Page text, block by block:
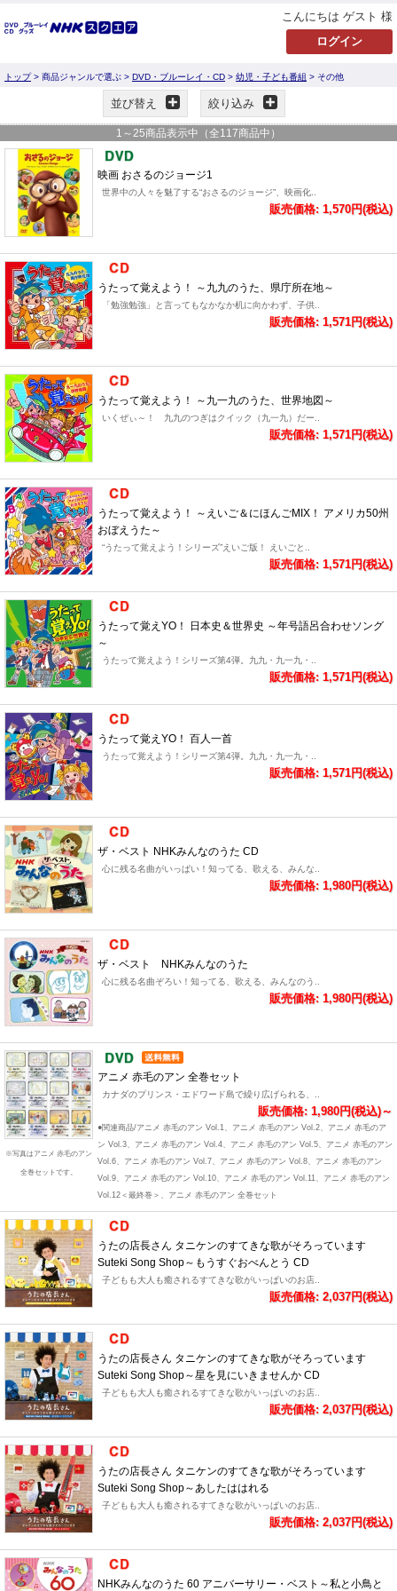
こんにちは ゲスト 様
トップ> 商品ジャンルで選ぶ > DVD・ブルーレイ・CD > 幼児・子ども番組 > その他
並び替え 絞り込み
1 ～ 25商品表示中（全117商品中）
映画 おさるのジョージ1
世界中の人々を魅了する“おさるのジョージ”、映画化..
販売価格: 1,570円(税込)
うたって覚えよう！ ～九九のうた、県庁所在地～
「勉強勉強」と言ってもなかなか机に向かわず、子供..
販売価格: 1,571円(税込)
うたって覚えよう！ ～九一九のうた、世界地図～
いくぜぃ～！ 九九のつぎはクイック（九一九）だー..
販売価格: 1,571円(税込)
うたって覚えよう！ ～えいご＆にほんごMIX！ アメリカ50州
おぼえうた～
“うたって覚えよう！シリーズ”えいご版！ えいごと..
販売価格: 1,571円(税込)
うたって覚えYO！ 日本史＆世界史 ～年号語呂合わせソング
～
うたって覚えよう！シリーズ第4弾。九九・九一九・..
販売価格: 1,571円(税込)
うたって覚えYO！ 百人一首
うたって覚えよう！シリーズ第4弾。九九・九一九・..
販売価格: 1,571円(税込)
ザ・ベスト NHKみんなのうた CD
心に残る名曲がいっぱい！知ってる、歌える、みんな..
販売価格: 1,980円(税込)
ザ・ベスト NHKみんなのうた
心に残る名曲ぞろい！知ってる、歌える、みんなのう..
販売価格: 1,980円(税込)
※写真はアニメ 赤毛のアン
全巻セットです。
アニメ 赤毛のアン 全巻セット
カナダのプリンス・エドワード島で繰り広げられる、..
販売価格: 1,980円(税込)～
●関連商品/アニメ 赤毛のアン Vol.1、アニメ 赤毛のアン Vol.2、アニメ 赤毛のア
ン Vol.3、アニメ 赤毛のアン Vol.4、アニメ 赤毛のアン Vol.5、アニメ 赤毛のアン
Vol.6、アニメ 赤毛のアン Vol.7、アニメ 赤毛のアン Vol.8、アニメ 赤毛のアン
Vol.9、アニメ 赤毛のアン Vol.10、アニメ 赤毛のアン Vol.11、アニメ 赤毛のアン
Vol.12＜最終巻＞、アニメ 赤毛のアン 全巻セット
うたの店長さん タニケンのすてきな歌がそろっています
Suteki Song Shop～もうすぐおべんとう CD
子どもも大人も癒されるすてきな歌がいっぱいのお店..
販売価格: 2,037円(税込)
うたの店長さん タニケンのすてきな歌がそろっています
Suteki Song Shop～星を見にいきませんか CD
子どもも大人も癒されるすてきな歌がいっぱいのお店..
販売価格: 2,037円(税込)
うたの店長さん タニケンのすてきな歌がそろっています
Suteki Song Shop～あしたははれる
子どもも大人も癒されるすてきな歌がいっぱいのお店..
販売価格: 2,037円(税込)
NHKみんなのうた 60 アニバーサリー・ベスト～私と小鳥と